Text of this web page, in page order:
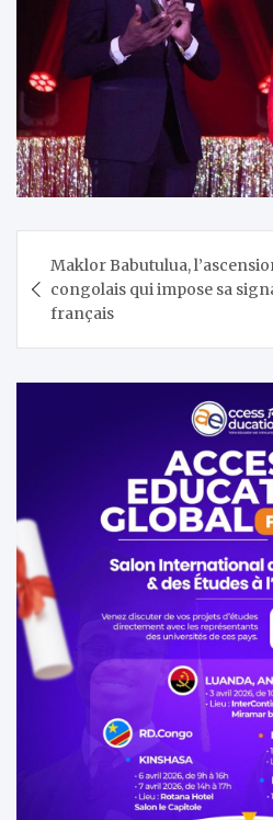
de
l’article
Maklor Babutulua,
congolais qui impose sa
français